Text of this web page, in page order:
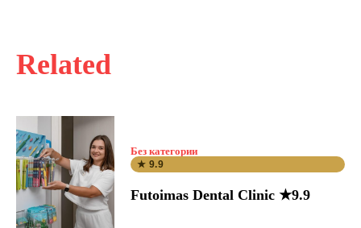
Related
Без категории
★ 9.9
Futoimas Dental Clinic ★9.9